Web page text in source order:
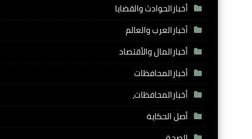
أخبارالحوادث والقضايا
أخبارالعرب والعالم
أخبارالمال والأقتصاد
أخبارالمحافظات
أخبارالمحافظات،
أصل الحكاية